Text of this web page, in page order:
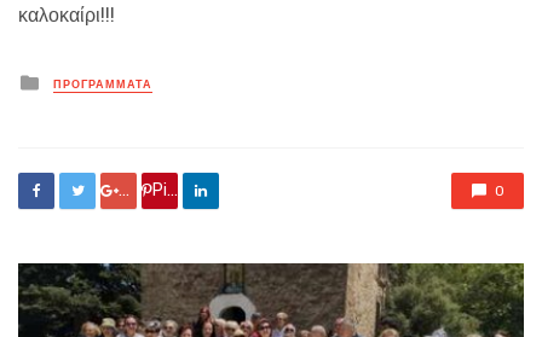
καλοκαίρι!!!
Posted
in
ΠΡΟΓΡΑΜΜΑΤΑ
Google +
Pin it 0